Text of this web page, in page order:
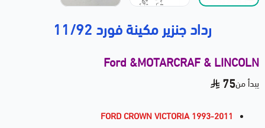
رداد جنزير مكينة فورد 11/92
Ford &MOTARCRAF & LINCOLN
يبدأ من75
FORD CROWN VICTORIA 1993-2011